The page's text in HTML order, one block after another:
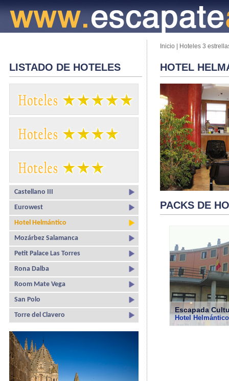
LISTADO DE HOTELES
Castellano III
Eurowest
Hotel Helmántico
Mozárbez Salamanca
Petit Palace Las Torres
Rona Dalba
Room Mate Vega
San Polo
Torre del Clavero
Inicio Hoteles 3
HOTEL
PACKS DE
Escapada
Hotel Helmántico